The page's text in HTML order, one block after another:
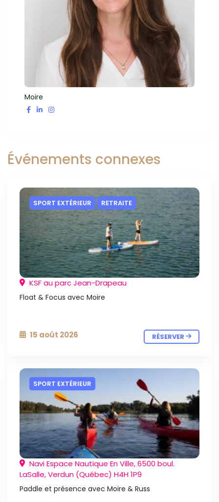
Moire
Événements connexes
SPORT EXTÉRIEUR RETRAITE
KSF au parc Jean-Drapeau
Float & Focus avec Moire
15 août 2026 RÉSERVER
SPORT EXTÉRIEUR
Navi Espace Nautique En Ville, 6500 boul.
LaSalle, Verdun (Québec) H4H 1P9
Paddle et présence avec Moire & Russ